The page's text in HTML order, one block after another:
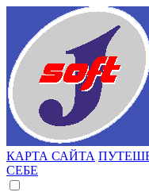
КАРТА САЙТА
СЕБЕ